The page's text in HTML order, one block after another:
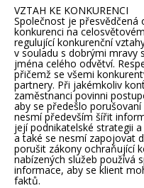
VZTAH KE KONKURENCI
Společnost je přesvědčená
konkurenci na
regulující konkurenční
v souladu s dobrými mravy
jména celého odvětví.
přičemž se všemi
partnery. Při jakémkoliv
zaměstnanci povinni
aby se předešlo
nesmí především šířit
její podnikatelské strategii
a také se nesmí zapojovat
porušit zákony ochraňující
nabízených služeb používá
informace, aby se klient
faktů.